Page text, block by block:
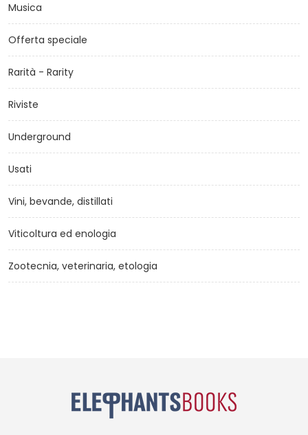
Musica
Offerta speciale
Rarità - Rarity
Riviste
Underground
Usati
Vini, bevande, distillati
Viticoltura ed enologia
Zootecnia, veterinaria, etologia